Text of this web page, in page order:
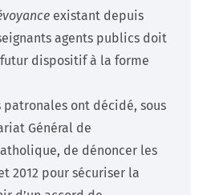
existant depuis
agents publics doit
dispositif à la forme
patronales ont décidé, sous
Général de
de dénoncer les
2012 pour sécuriser la